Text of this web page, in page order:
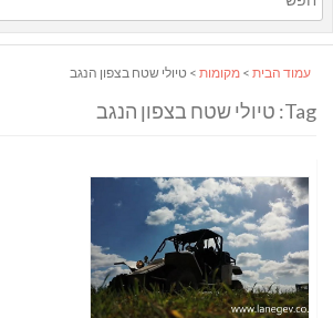
עמוד הבית > מקומות > טיולי שטח בצפון הנגב
Tag: טיולי שטח בצפון הנגב